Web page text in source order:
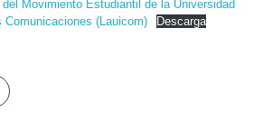
Movimiento Estudiantil de la Universidad
Comunicaciones (Lauicom)
Descarga